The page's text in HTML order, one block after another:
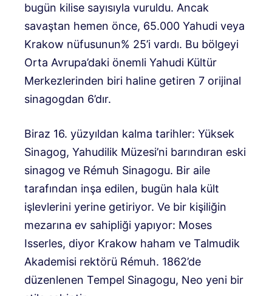
bugün kilise sayısıyla vuruldu. Ancak
savaştan hemen önce, 65.000 Yahudi veya
Krakow nüfusunun% 25’i vardı. Bu bölgeyi
Orta Avrupa’daki önemli Yahudi Kültür
Merkezlerinden biri haline getiren 7 orijinal
sinagogdan 6’dır.
Biraz 16. yüzyıldan kalma tarihler: Yüksek
Sinagog, Yahudilik Müzesi’ni barındıran eski
sinagog ve Rémuh Sinagogu. Bir aile
tarafından inşa edilen, bugün hala kült
işlevlerini yerine getiriyor. Ve bir kişiliğin
mezarına ev sahipliği yapıyor: Moses
Isserles, diyor Krakow haham ve Talmudik
Akademisi rektörü Rémuh. 1862’de
düzenlenen Tempel Sinagogu, Neo yeni bir